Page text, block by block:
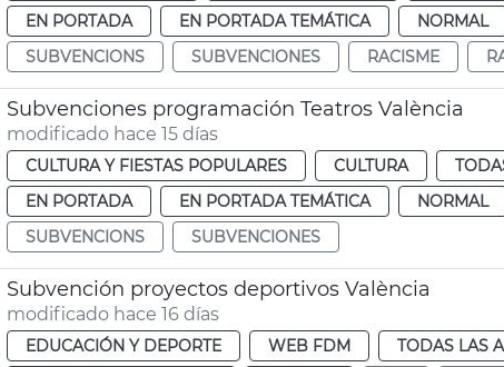
EN PORTADA
EN PORTADA TEMÁTICA NORMAL
SUBVENCIONS
SUBVENCIONES RACISME
Subvenciones programación Teatros València
modificado hace 15 días
CULTURA Y FIESTAS POPULARES CULTURA
EN PORTADA
EN PORTADA TEMÁTICA NORMAL
SUBVENCIONS
SUBVENCIONES
Subvención proyectos deportivos València
modificado hace 16 días
EDUCACIÓN Y DEPORTE WEB FDM TODAS LAS